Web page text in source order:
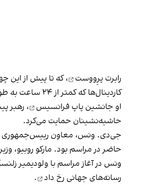
رابرت پرِووست
کاردینال‌ها که کمتر از ۲۴ ساعت به طول انجامید، به مقام پاپی برگزیده شد.
او جانشین پاپ فرانسیس
حاشیه‌نشینان حمایت می‌کرد.
جی‌دی. ونس، معاون رییس‌جمهوری
حاضر در مراسم بود. مارکو روبیو،
ونس در آغاز مراسم با ولودیمیر زلنسکی، رییس‌جمهوری
رسانه‌های جهانی رخ داد
.